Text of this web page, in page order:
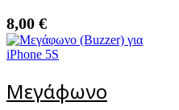
8,00 €
Μεγάφωνο